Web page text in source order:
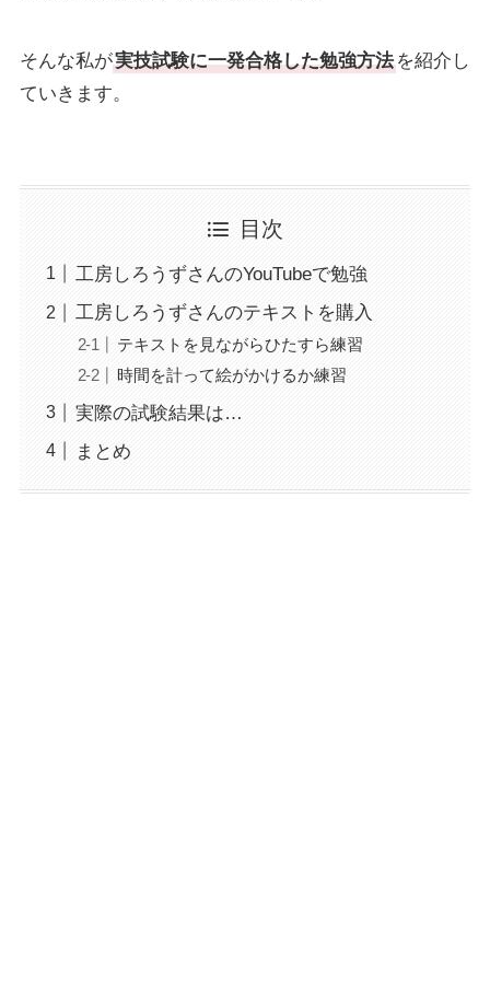
そんな私が実技試験に一発合格した勉強方法を紹介し
ていきます。
目次
工房しろうずさんのYouTubeで勉強
工房しろうずさんのテキストを購入
テキストを見ながらひたすら練習
時間を計って絵がかけるか練習
実際の試験結果は…
まとめ